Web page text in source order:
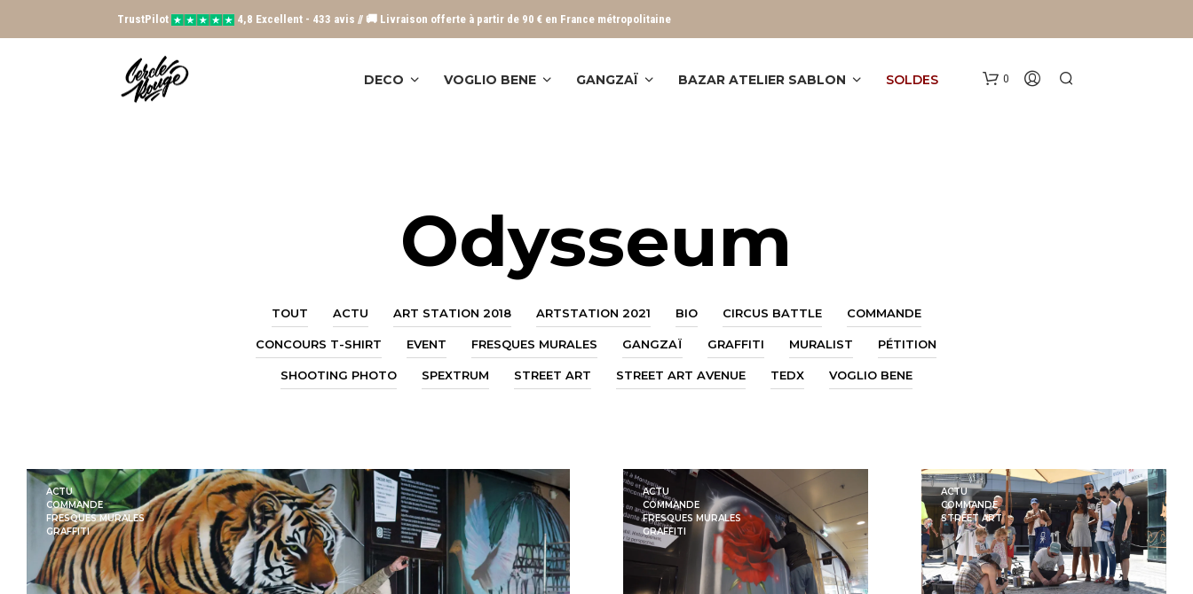
TrustPilot 4,8 Excellent - 433 avis // 🚚 Livraison offerte à partir de 90 € en France métropolitaine
DECO VOGLIO BENE GANGZAÏ BAZAR ATELIER SABLON SOLDES 0
E
S
T
V
I
D
E
Odysseum
TOUT ACTU ART STATION 2018 ARTSTATION 2021 BIO CIRCUS BATTLE COMMANDE
CONCOURS T-SHIRT EVENT FRESQUES MURALES GANGZAÏ GRAFFITI MURALIST PÉTITION
SHOOTING PHOTO SPEXTRUM STREET ART STREET ART AVENUE TEDX VOGLIO BENE
ACTU
COMMANDE
FRESQUES MURALES
GRAFFITI
ACTU
COMMANDE
FRESQUES MURALES
GRAFFITI
ACTU
COMMANDE
STREET ART